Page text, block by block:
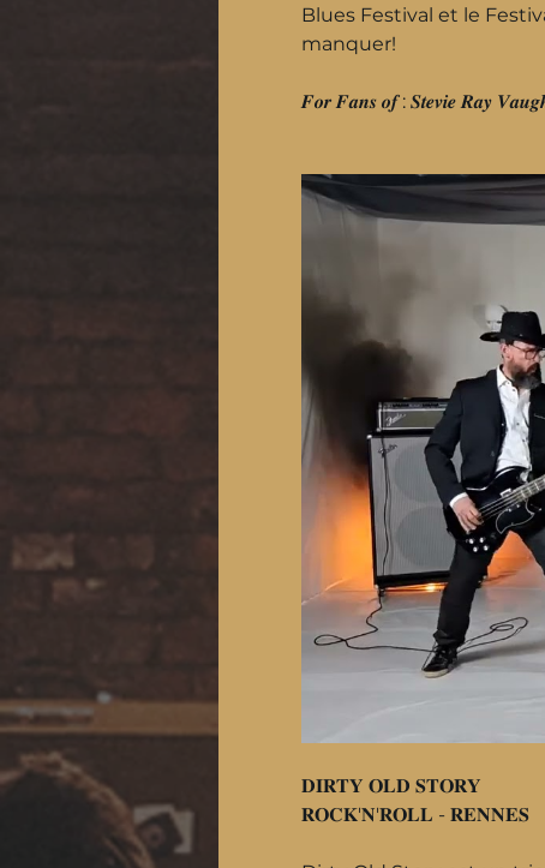
Blues Festival et le
manquer!
𝑭𝒐𝒓 𝑭𝒂𝒏𝒔 𝒐𝒇 : 𝑺𝒕𝒆𝒗𝒊𝒆 𝑹𝒂𝒚
𝐃𝐈𝐑𝐓𝐘 𝐎𝐋𝐃 𝐒𝐓𝐎𝐑𝐘
𝐑𝐎𝐂𝐊'𝐍'𝐑𝐎𝐋𝐋 - 𝐑𝐄𝐍𝐍𝐄𝐒